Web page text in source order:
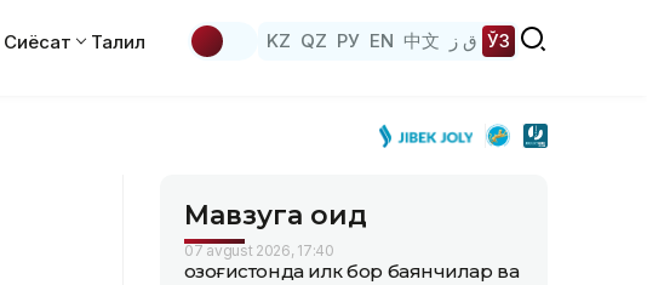
Сиёсат Таҳлил KZ QZ РУ EN 中文 ق ز ЎЗ
Мавзуга оид
07 avgust 2026, 17:40
Қозоғистонда илк бор баянчилар ва